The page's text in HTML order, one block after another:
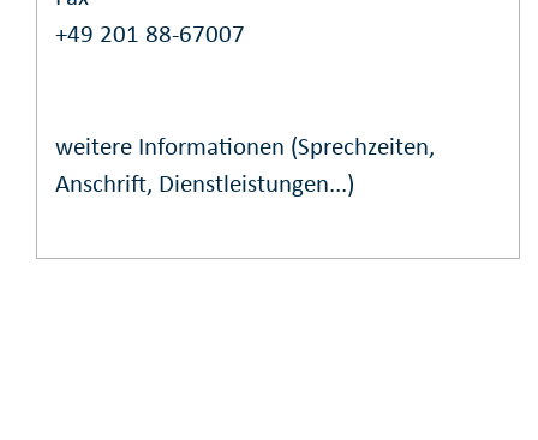
+49 201 88-67007
weitere Informationen (Sprechzeiten,
Anschrift, Dienstleistungen...)